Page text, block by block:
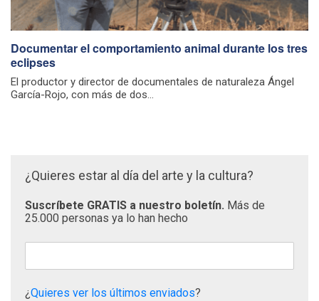
Documentar el comportamiento animal durante los tres
eclipses
El productor y director de documentales de naturaleza Ángel
García-Rojo, con más de dos...
¿Quieres estar al día del arte y la cultura?
Suscríbete GRATIS a nuestro boletín. Más de
25.000 personas ya lo han hecho
¿Quieres ver los últimos enviados?